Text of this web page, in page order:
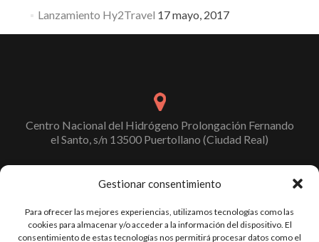
Gestionar consentimiento
Para ofrecer las mejores experiencias, utilizamos tecnologías como las
cookies para almacenar y/o acceder a la información del dispositivo. El
consentimiento de estas tecnologías nos permitirá procesar datos como el
Lanzamiento Hy2Travel 17 mayo, 2017
Centro Nacional del Hidrógeno Prolongación Fernando
el Santo, s/n 13500 Puertollano (Ciudad Real)